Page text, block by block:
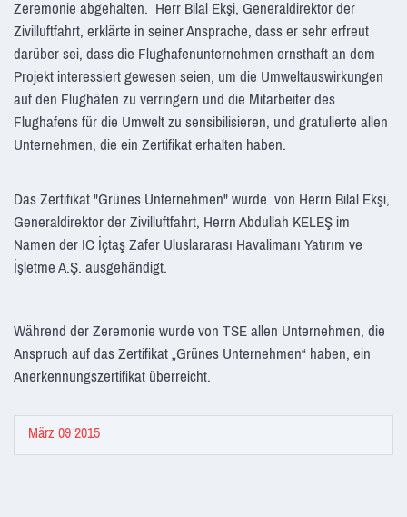
Zeremonie abgehalten. Herr Bilal Ekşi, Generaldirektor der
Zivilluftfahrt, erklärte in seiner Ansprache, dass er sehr erfreut
darüber sei, dass die Flughafenunternehmen ernsthaft an dem
Projekt interessiert gewesen seien, um die Umweltauswirkungen
auf den Flughäfen zu verringern und die Mitarbeiter des
Flughafens für die Umwelt zu sensibilisieren, und gratulierte allen
Unternehmen, die ein Zertifikat erhalten haben.
Das Zertifikat "Grünes Unternehmen" wurde von Herrn Bilal Ekşi,
Generaldirektor der Zivilluftfahrt, Herrn Abdullah KELEŞ im
Namen der IC İçtaş Zafer Uluslararası Havalimanı Yatırım ve
İşletme A.Ş. ausgehändigt.
Während der Zeremonie wurde von TSE allen Unternehmen, die
Anspruch auf das Zertifikat „Grünes Unternehmen“ haben, ein
Anerkennungszertifikat überreicht.
März 09 2015